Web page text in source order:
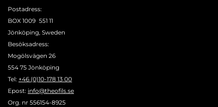
Postadress:
BOX 1009 551 11
Jönköping, Sweden
Besöksadress:
Mogölsvägen 26
554 75 Jönköping
Tel: +46 (0)10-178 13 00
Epost: info@theofils.se
Org. nr 556154-8925